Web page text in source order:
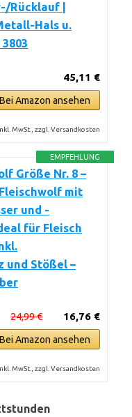
Rücklauf |
Hals u.
45,11 €
Amazon ansehen
MwSt., zzgl. Versandkosten
EMPFEHLUNG
Größe Nr. 8 –
mit
und -
für Fleisch
und Stößel –
16,76 €
24,99 €
Amazon ansehen
MwSt., zzgl. Versandkosten